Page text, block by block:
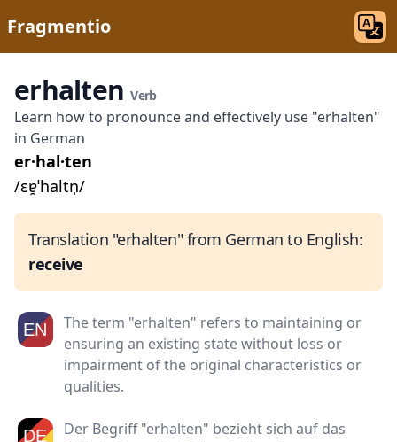
Fragmentio
erhaltenVerb
Learn how to pronounce and effectively use "erhalten"
in German
er·hal·ten
/ɛɐ̯ˈhaltn̩/
Translation "erhalten" from German to English:
receive
The term "erhalten" refers to maintaining or
ensuring an existing state without loss or
impairment of the original characteristics or
qualities.
Der Begriff "erhalten" bezieht sich auf das